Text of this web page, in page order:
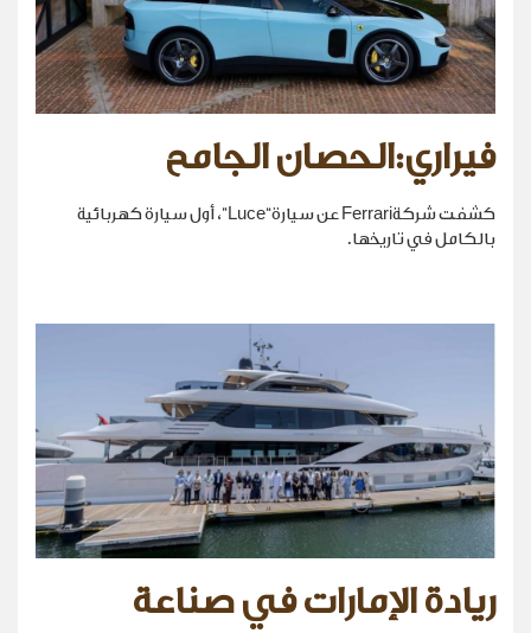
فيراري:الحصان الجامح
كشفت شركةFerrari عن سيارة“Luce”، أول سيارة كهربائية
بالكامل في تاريخها.
ريادة الإمارات في صناعة